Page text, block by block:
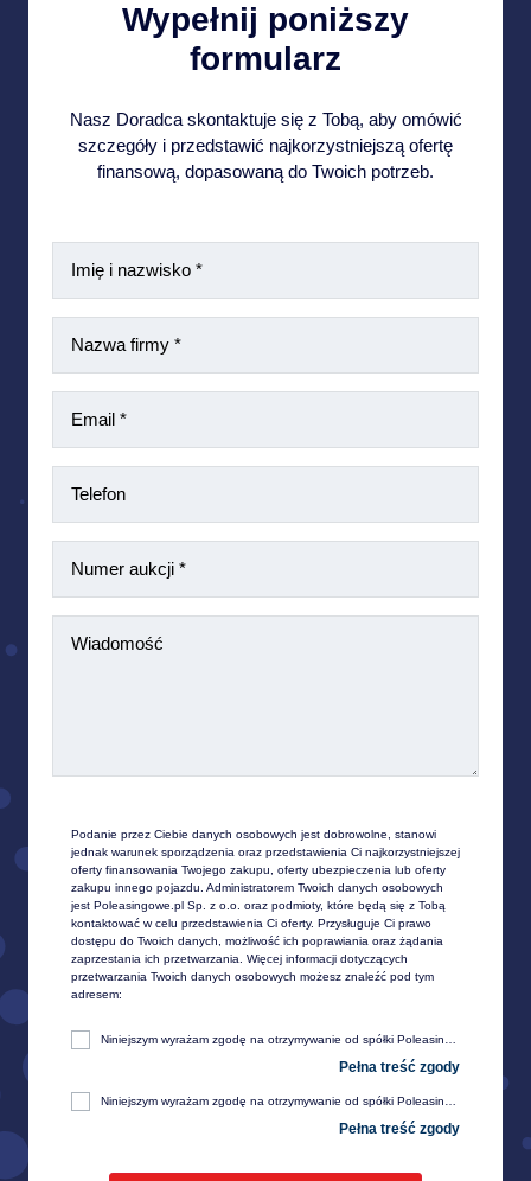
Wypełnij poniższy
formularz
Nasz Doradca skontaktuje się z Tobą, aby omówić
szczegóły i przedstawić najkorzystniejszą ofertę
finansową, dopasowaną do Twoich potrzeb.
Podanie przez Ciebie danych osobowych jest dobrowolne, stanowi
jednak warunek sporządzenia oraz przedstawienia Ci najkorzystniejszej
oferty finansowania Twojego zakupu, oferty ubezpieczenia lub oferty
zakupu innego pojazdu. Administratorem Twoich danych osobowych
jest Poleasingowe.pl Sp. z o.o. oraz podmioty, które będą się z Tobą
kontaktować w celu przedstawienia Ci oferty. Przysługuje Ci prawo
dostępu do Twoich danych, możliwość ich poprawiania oraz żądania
zaprzestania ich przetwarzania. Więcej informacji dotyczących
przetwarzania Twoich danych osobowych możesz znaleźć pod tym
adresem: